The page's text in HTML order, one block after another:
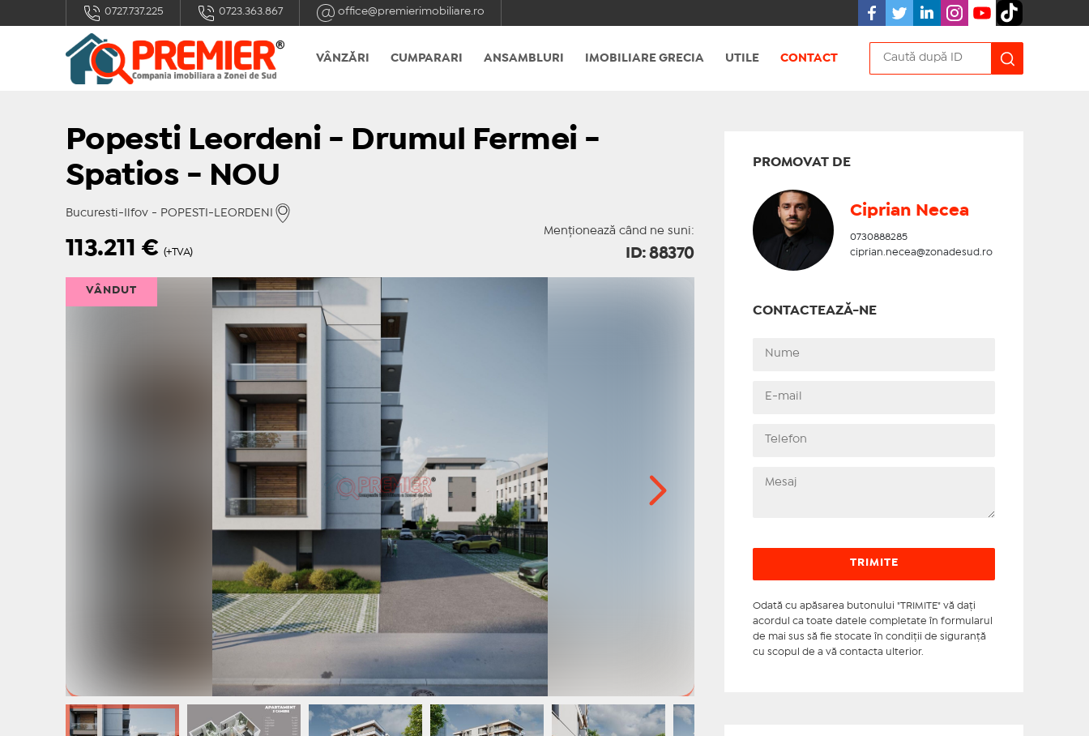
0727.737.225 0723.363.867 office@premierimobiliare.ro
VÂNZĂRI CUMPARARI ANSAMBLURI IMOBILIARE GRECIA UTILE CONTACT
Popesti Leordeni - Drumul Fermei -
Spatios - NOU
Bucuresti-Ilfov - POPESTI-LEORDENI
Menționează când ne suni:
113.211 € (+TVA) ID: 88370
VÂNDUT
PROMOVAT DE
Ciprian Necea
0730888285
ciprian.necea@zonadesud.ro
CONTACTEAZĂ-NE
Odată cu apăsarea butonului "TRIMITE" vă daţi
acordul ca toate datele completate în formularul
de mai sus să fie stocate în condiţii de siguranţă
cu scopul de a vă contacta ulterior.